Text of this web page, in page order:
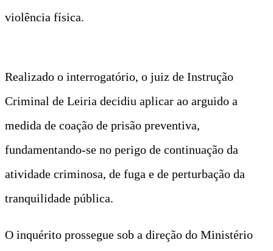
violência física.
Realizado o interrogatório, o juiz de Instrução
Criminal de Leiria decidiu aplicar ao arguido a
medida de coação de prisão preventiva,
fundamentando-se no perigo de continuação da
atividade criminosa, de fuga e de perturbação da
tranquilidade pública.
O inquérito prossegue sob a direção do Ministério